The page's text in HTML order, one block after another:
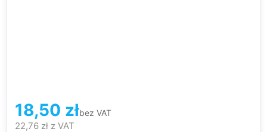
18,50 złbez VAT
22,76 zł z VAT